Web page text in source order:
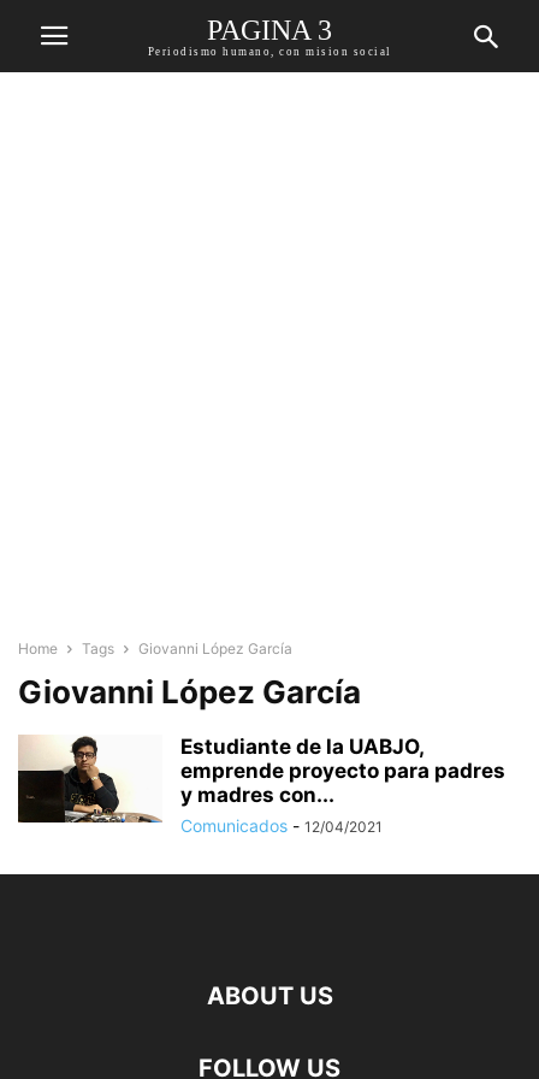
PAGINA 3
Periodismo humano, con mision social
Home Tags Giovanni López García
Giovanni López García
Estudiante de la UABJO,
emprende proyecto para padres
y madres con...
Comunicados - 12/04/2021
ABOUT US
FOLLOW US